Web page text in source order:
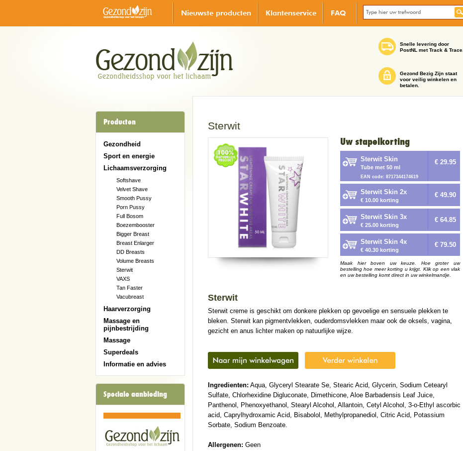
Nieuwste producten Klantenservice FAQ
Snelle levering door
PostNL met Track & Trace.
Gezond Bezig Zijn staat
voor veilig winkelen en
betalen.
Producten
Gezondheid
Sport en energie
Lichaamsverzorging
Softshave
Velvet Shave
Smooth Pussy
Porn Pussy
Full Bosom
Boezembooster
Bigger Breast
Breast Enlarger
DD Breasts
Volume Breasts
Sterwit
VAXS
Tan Faster
Vacubreast
Haarverzorging
Massage en
pijnbestrijding
Massage
Superdeals
Informatie en advies
Speciale aanbieding
Sterwit
Uw stapelkorting
Sterwit Skin
Tube met 50 ml
EAN code: 8717344174619
€ 29.95
Sterwit Skin 2x
€ 10.00 korting
€ 49.90
Sterwit Skin 3x
€ 25.00 korting
€ 64.85
Sterwit Skin 4x
€ 40.30 korting
€ 79.50
Maak hier boven uw keuze. Hoe groter uw
bestelling hoe meer korting u krijgt. Klik op een vlak
en uw bestelling komt direct in uw winkelmandje.
Sterwit
Sterwit creme is geschikt om donkere plekken op gevoelige en sensuele plekken te
bleken. Sterwit kan pigmentvlekken, ouderdomsvlekken maar ook de oksels, vagina,
gezicht en anus lichter maken op natuurlijke wijze.
Ingredienten: Aqua, Glyceryl Stearate Se, Stearic Acid, Glycerin, Sodium Cetearyl
Sulfate, Chlorhexidine Digluconate, Dimethicone, Aloe Barbadensis Leaf Juice,
Panthenol, Phenoxyethanol, Stearyl Alcohol, Allantoin, Cetyl Alcohol, 3-o-Ethyl ascorbic
acid, Caprylhydroxamic Acid, Bisabolol, Methylpropanediol, Citric Acid, Potassium
Sorbate, Sodium Benzoate.
Allergenen: Geen